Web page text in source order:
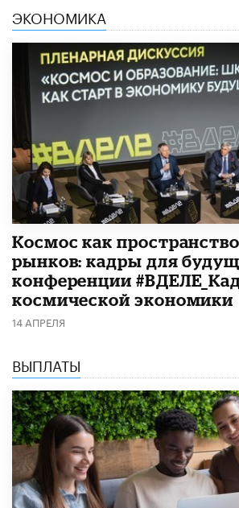
ЭКОНОМИКА
Космос как
рынков: кадры для
конференции
космической экономики
14 АПРЕЛЯ
ВЫПЛАТЫ